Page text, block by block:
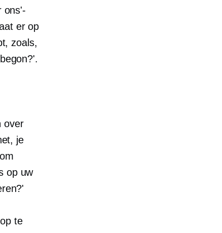
ons'-
er op
zoals,
over
je
op uw
te